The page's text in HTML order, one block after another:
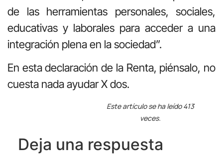
de las herramientas personales, sociales,
educativas y laborales para acceder a una
integración plena en la sociedad”.
En esta declaración de la Renta, piénsalo, no
cuesta nada ayudar X dos.
Este artículo se ha leído 413
veces.
Deja una respuesta